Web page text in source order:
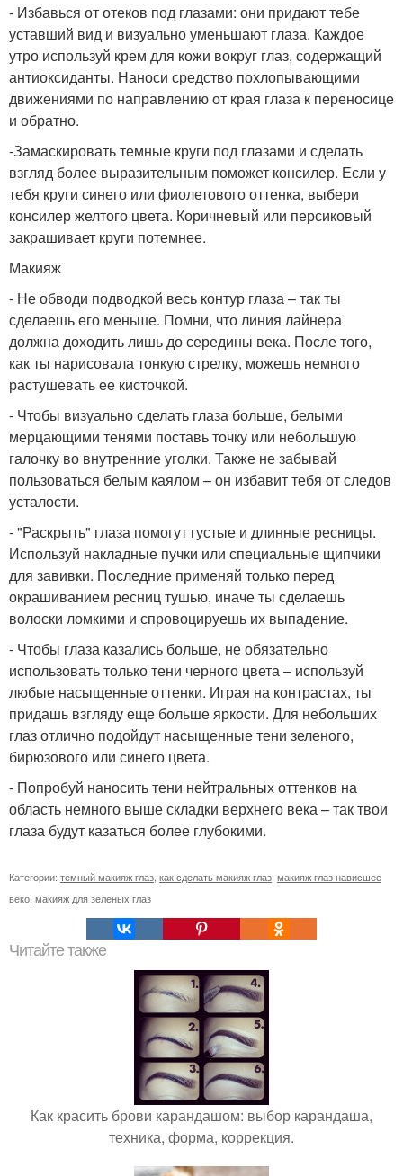
- Избавься от отеков под глазами: они придают тебе
уставший вид и визуально уменьшают глаза. Каждое
утро используй крем для кожи вокруг глаз, содержащий
антиоксиданты. Наноси средство похлопывающими
движениями по направлению от края глаза к переносице
и обратно.
-Замаскировать темные круги под глазами и сделать
взгляд более выразительным поможет консилер. Если у
тебя круги синего или фиолетового оттенка, выбери
консилер желтого цвета. Коричневый или персиковый
закрашивает круги потемнее.
Макияж
- Не обводи подводкой весь контур глаза – так ты
сделаешь его меньше. Помни, что линия лайнера
должна доходить лишь до середины века. После того,
как ты нарисовала тонкую стрелку, можешь немного
растушевать ее кисточкой.
- Чтобы визуально сделать глаза больше, белыми
мерцающими тенями поставь точку или небольшую
галочку во внутренние уголки. Также не забывай
пользоваться белым каялом – он избавит тебя от следов
усталости.
- "Раскрыть" глаза помогут густые и длинные ресницы.
Используй накладные пучки или специальные щипчики
для завивки. Последние применяй только перед
окрашиванием ресниц тушью, иначе ты сделаешь
волоски ломкими и спровоцируешь их выпадение.
- Чтобы глаза казались больше, не обязательно
использовать только тени черного цвета – используй
любые насыщенные оттенки. Играя на контрастах, ты
придашь взгляду еще больше яркости. Для небольших
глаз отлично подойдут насыщенные тени зеленого,
бирюзового или синего цвета.
- Попробуй наносить тени нейтральных оттенков на
область немного выше складки верхнего века – так твои
глаза будут казаться более глубокими.
Категории: темный макияж глаз как сделать макияж глаз макияж глаз нависшее
веко макияж для зеленых глаз
Читайте также
Как красить брови карандашом: выбор карандаша,
техника, форма, коррекция.